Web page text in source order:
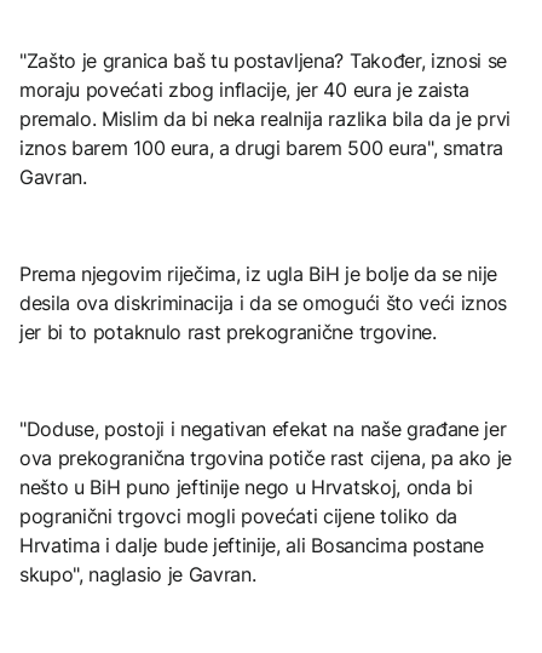
"Zašto je granica baš tu postavljena? Također, iznosi se
moraju povećati zbog inflacije, jer 40 eura je zaista
premalo. Mislim da bi neka realnija razlika bila da je prvi
iznos barem 100 eura, a drugi barem 500 eura", smatra
Gavran.
Prema njegovim riječima, iz ugla BiH je bolje da se nije
desila ova diskriminacija i da se omogući što veći iznos
jer bi to potaknulo rast prekogranične trgovine.
"Doduse, postoji i negativan efekat na naše građane jer
ova prekogranična trgovina potiče rast cijena, pa ako je
nešto u BiH puno jeftinije nego u Hrvatskoj, onda bi
pogranični trgovci mogli povećati cijene toliko da
Hrvatima i dalje bude jeftinije, ali Bosancima postane
skupo", naglasio je Gavran.